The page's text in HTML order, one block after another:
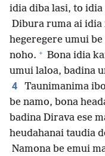
idia diba lasi, to idia
Dibura ruma ai idia
hegeregere umui
noho. + Bona idia
umui laloa, badina
4
Taunimanima
be namo, bona
badina Dirava ese
heudahanai taudia
Namona be emui